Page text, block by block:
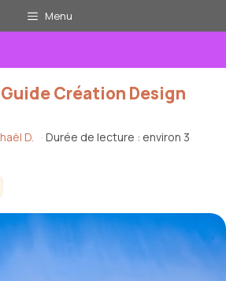
Menu
Création Design
D. · Durée de lecture : environ 3